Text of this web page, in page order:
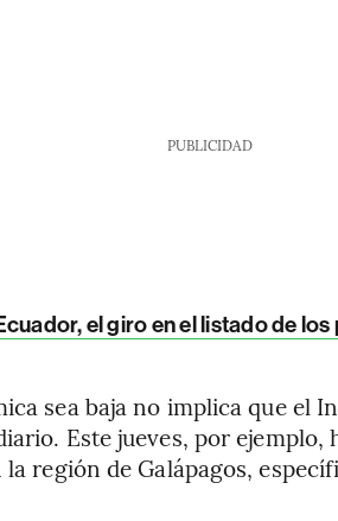
PUBLICIDAD
el giro en el listado de
sea baja no implica que el
Este jueves, por
región de Galápagos,